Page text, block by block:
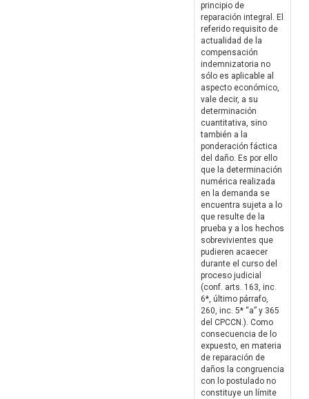
principio de
reparación integral. El
referido requisito de
actualidad de la
compensación
indemnizatoria no
sólo es aplicable al
aspecto económico,
vale decir, a su
determinación
cuantitativa, sino
también a la
ponderación fáctica
del daño. Es por ello
que la determinación
numérica realizada
en la demanda se
encuentra sujeta a lo
que resulte de la
prueba y a los hechos
sobrevivientes que
pudieren acaecer
durante el curso del
proceso judicial
(conf. arts. 163, inc.
6*, último párrafo,
260, inc. 5* “a” y 365
del CPCCN.). Como
consecuencia de lo
expuesto, en materia
de reparación de
daños la congruencia
con lo postulado no
constituye un límite